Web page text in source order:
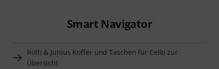
Smart Navigator
Roth & Junius Koffer und Taschen für Cello zur
Übersicht